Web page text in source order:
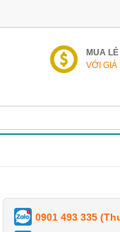
MUA LẺ
VỚI GIÁ
0901 493 335